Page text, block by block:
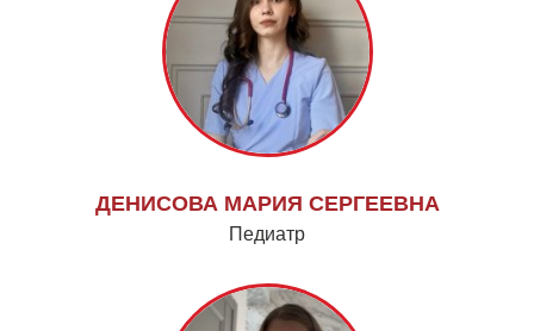
ДЕНИСОВА МАРИЯ СЕРГЕЕВНА
Педиатр